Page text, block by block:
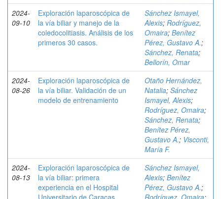
2024-
09-10
Exploración laparoscópica de
la vía biliar y manejo de la
coledocolitiasis. Análisis de los
primeros 30 casos.
Sánchez Ismayel,
Alexis; Rodríguez,
Omaira; Benítez
Pérez, Gustavo A.;
Sánchez, Renata;
Bellorín, Omar
2024-
08-26
Exploración laparoscópica de
la vía biliar. Validación de un
modelo de entrenamiento
Otaño Hernández,
Natalia; Sánchez
Ismayel, Alexis;
Rodríguez, Omaira;
Sánchez, Renata;
Benítez Pérez,
Gustavo A.; Visconti,
María F.
2024-
08-13
Exploración laparoscópica de
la vía biliar: primera
experiencia en el Hospital
Universitario de Caracas
Sánchez Ismayel,
Alexis; Benítez
Pérez, Gustavo A.;
Rodríguez, Omaira;